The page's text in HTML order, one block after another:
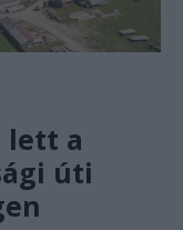
lett a
úti